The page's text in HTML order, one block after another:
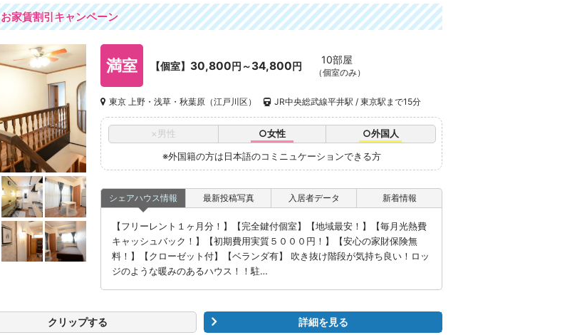
お家賃割引キャンペーン
満室 【個室】 30,800円～34,800円 10部屋
（個室のみ）
東京 上野・浅草・秋葉原（江戸川区） JR中央総武線平井駅 / 東京駅まで15分
×男性 ○女性
○外国人
※外国籍の方は日本語のコミニュケーションできる方
シェアハウス情報
【フリーレント１ヶ月分！】【完全鍵付個室】【地域最安！】【毎月光熱費
キャッシュバック！】【初期費用実質５０００円！】【安心の家財保険無
料！】【クローゼット付】【ベランダ有】 吹き抜け階段が気持ち良い！ロッ
ジのような暖みのあるハウス！！駐…
最新投稿写真 入居者データ 新着情報
クリップ 詳細を見る